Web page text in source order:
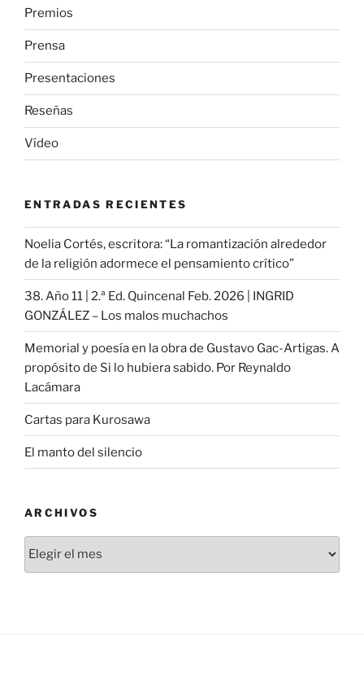
Premios
Prensa
Presentaciones
Reseñas
Vídeo
ENTRADAS RECIENTES
Noelia Cortés, escritora: “La romantización alrededor
de la religión adormece el pensamiento crítico”
38. Año 11 | 2.ª Ed. Quincenal Feb. 2026 | INGRID
GONZÁLEZ – Los malos muchachos
Memorial y poesía en la obra de Gustavo Gac-Artigas. A
propósito de Si lo hubiera sabido. Por Reynaldo
Lacámara
Cartas para Kurosawa
El manto del silencio
ARCHIVOS